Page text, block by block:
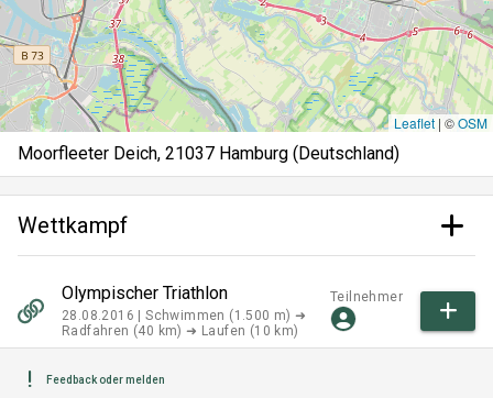
Leaflet | ©OSM
Moorfleeter Deich, 21037 Hamburg (Deutschland)
Wettkampf
Olympischer Triathlon
28.08.2016 |Schwimmen (1.500 m) ➜
Radfahren (40 km) ➜ Laufen (10 km)
Teilnehmer
Feedback oder melden